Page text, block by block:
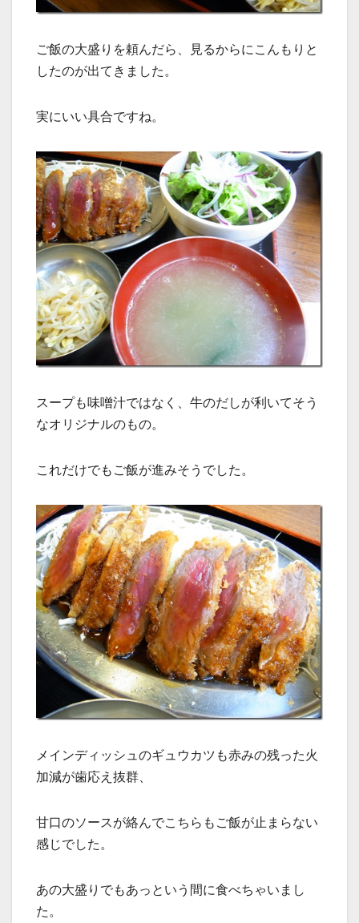
ご飯の大盛りを頼んだら、見るからにこんもりと
したのが出てきました。
実にいい具合ですね。
スープも味噌汁ではなく、牛のだしが利いてそう
なオリジナルのもの。
これだけでもご飯が進みそうでした。
メインディッシュのギュウカツも赤みの残った火
加減が歯応え抜群、
甘口のソースが絡んでこちらもご飯が止まらない
感じでした。
あの大盛りでもあっという間に食べちゃいまし
た。